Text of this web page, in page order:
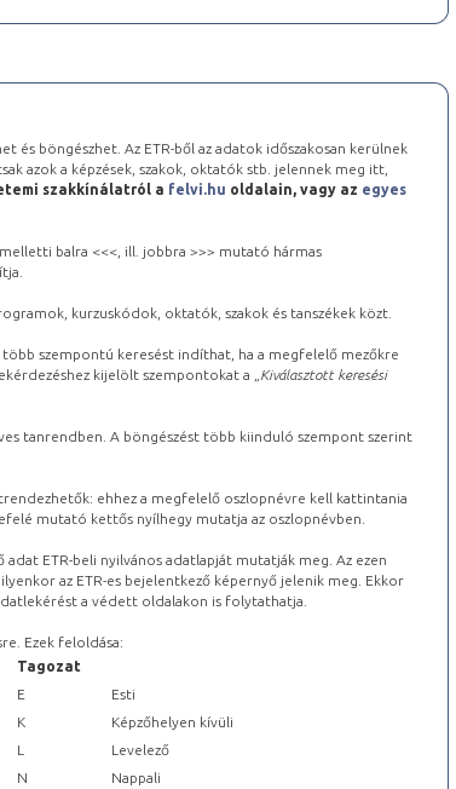
böngészhet. Az ETR-ből az adatok időszakosan kerülnek
azok a képzések, szakok, oktatók stb. jelennek meg itt,
szakkínálatról a felvi.hu oldalain, vagy az egyes
balra <<<, ill. jobbra >>> mutató hármas
kurzuskódok, oktatók, szakok és tanszékek közt.
szempontú keresést indíthat, ha a megfelelő mezőkre
kijelölt szempontokat a „ Kiválasztott keresési
tanrendben. A böngészést több kiinduló szempont szerint
ehhez a megfelelő oszlopnévre kell kattintania
mutató kettős nyílhegy mutatja az oszlopnévben.
ETR-beli nyilvános adatlapját mutatják meg. Az ezen
az ETR-es bejelentkező képernyő jelenik meg. Ekkor
a védett oldalakon is folytathatja.
Ezek feloldása:
Tagozat
E
Esti
K
Képzőhelyen kívüli
L
Levelező
N
Nappali